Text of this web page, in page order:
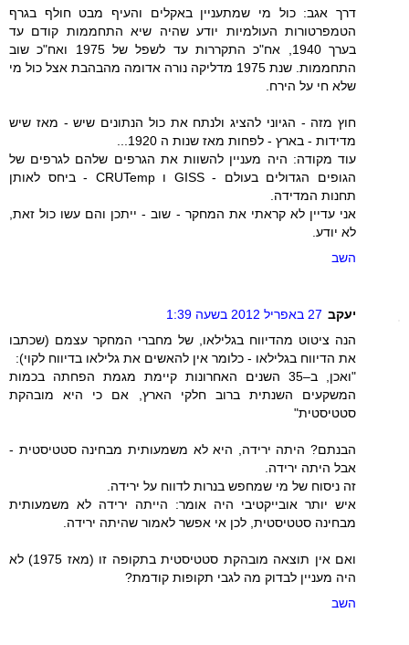
דרך אגב: כול מי שמתעניין באקלים והעיף מבט חולף בגרף
הטמפרטורות העולמיות יודע שהיה שיא התחממות קודם עד
בערך 1940, אח"כ התקררות עד לשפל של 1975 ואח"כ שוב
התחממות. שנת 1975 מדליקה נורה אדומה מהבהבת אצל כול מי
שלא חי על הירח.
חוץ מזה - הגיוני להציג ולנתח את כול הנתונים שיש - מאז שיש
מדידות - בארץ - לפחות מאז שנות ה 1920...
עוד מקודה: היה מעניין להשוות את הגרפים שלהם לגרפים של
הגופים הגדולים בעולם - GISS ו CRUTemp - ביחס לאותן
תחנות המדידה.
אני עדיין לא קראתי את המחקר - שוב - ייתכן והם עשו כול זאת,
לא יודע.
השב
יעקב 27 באפריל 2012 בשעה 1:39
הנה ציטוט מהדיווח בגלילאו, של מחברי המחקר עצמם (שכתבו
את הדיווח בגלילאו - כלומר אין להאשים את גלילאו בדיווח לקוי):
"ואכן, ב–35 השנים האחרונות קיימת מגמת הפחתה בכמות
המשקעים השנתית ברוב חלקי הארץ, אם כי היא מובהקת
סטטיסטית"
הבנתם? היתה ירידה, היא לא משמעותית מבחינה סטטיסטית -
אבל היתה ירידה.
זה ניסוח של מי שמחפש בנרות לדווח על ירידה.
איש יותר אובייקטיבי היה אומר: הייתה ירידה לא משמעותית
מבחינה סטטיסטית, לכן אי אפשר לאמור שהיתה ירידה.
ואם אין תוצאה מובהקת סטטיסטית בתקופה זו (מאז 1975) לא
היה מעניין לבדוק מה לגבי תקופות קודמת?
השב